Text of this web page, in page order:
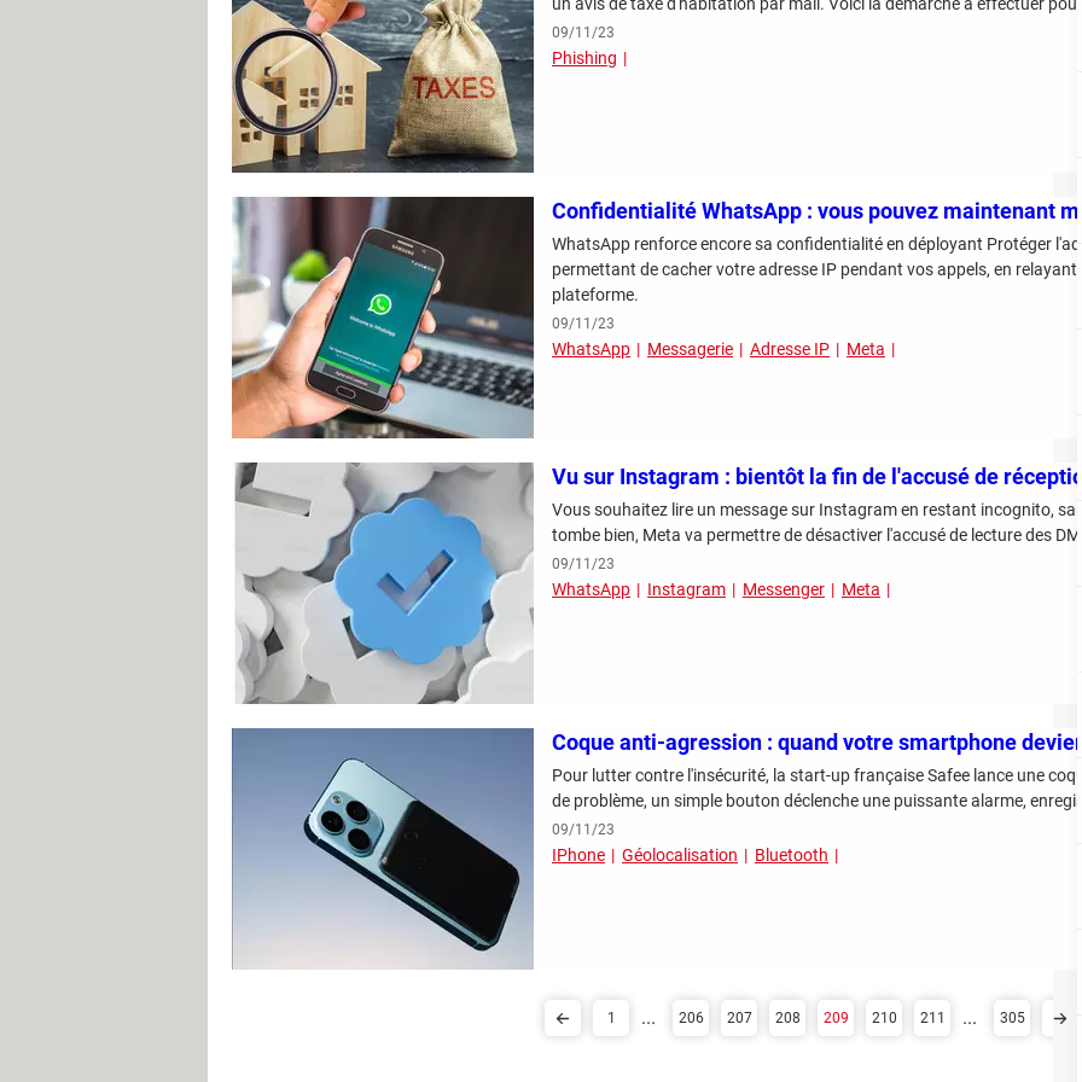
09/11/23
Phishing
Confidentialité WhatsApp : vous pouvez maintenant
WhatsApp renforce encore sa confidentialité en déployant Protéger
permettant de cacher votre adresse IP pendant vos appels, en relayant
plateforme.
09/11/23
WhatsApp Messagerie Adresse IP Meta
Vu sur Instagram : bientôt la fin de l'accusé de
Vous souhaitez lire un message sur Instagram en restant incognito,
tombe bien, Meta va permettre de désactiver l'accusé de lecture des
09/11/23
WhatsApp Instagram Messenger Meta
Coque anti-agression : quand votre smartphone
Pour lutter contre l'insécurité, la start-up française Safee lance une
de problème, un simple bouton déclenche une puissante alarme,
09/11/23
IPhone Géolocalisation Bluetooth
1 ... 206 207 208 209 210 211 ... 305